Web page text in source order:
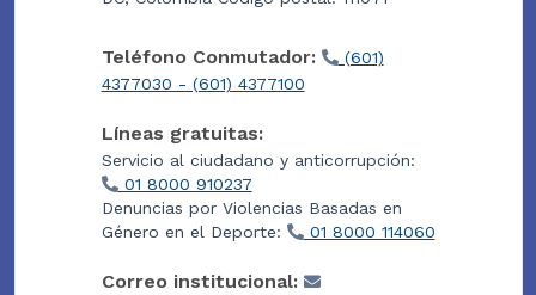
Teléfono Conmutador:
(601)
4377030 - (601) 4377100
Líneas gratuitas:
Servicio al ciudadano y anticorrupción:
01 8000 910237
Denuncias por Violencias Basadas en
Género en el Deporte:
01 8000 114060
Correo institucional: